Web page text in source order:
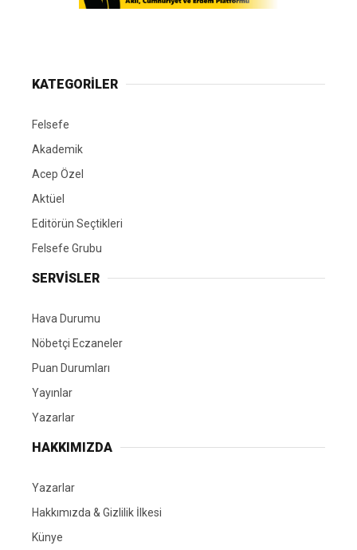
KATEGORİLER
Felsefe
Akademik
Acep Özel
Aktüel
Editörün Seçtikleri
Felsefe Grubu
SERVİSLER
Hava Durumu
Nöbetçi Eczaneler
Puan Durumları
Yayınlar
Yazarlar
HAKKIMIZDA
Yazarlar
Hakkımızda & Gizlilik İlkesi
Künye